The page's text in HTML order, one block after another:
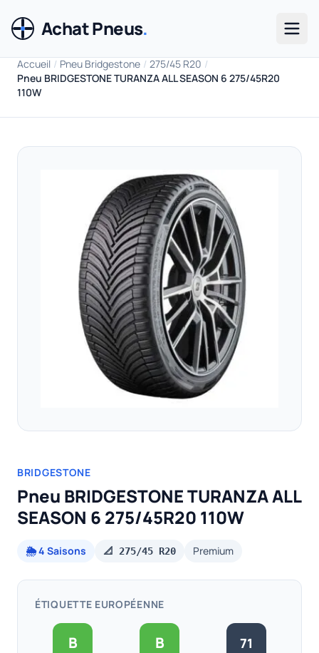
Achat Pneus.
Accueil / Pneu Bridgestone / 275/45 R20 /
Pneu BRIDGESTONE TURANZA ALL SEASON 6 275/45R20
110W
BRIDGESTONE
Pneu BRIDGESTONE TURANZA ALL
SEASON 6 275/45R20 110W
🌦️ 4 Saisons 📐 275/45 R20 Premium
ÉTIQUETTE EUROPÉENNE
B B 71